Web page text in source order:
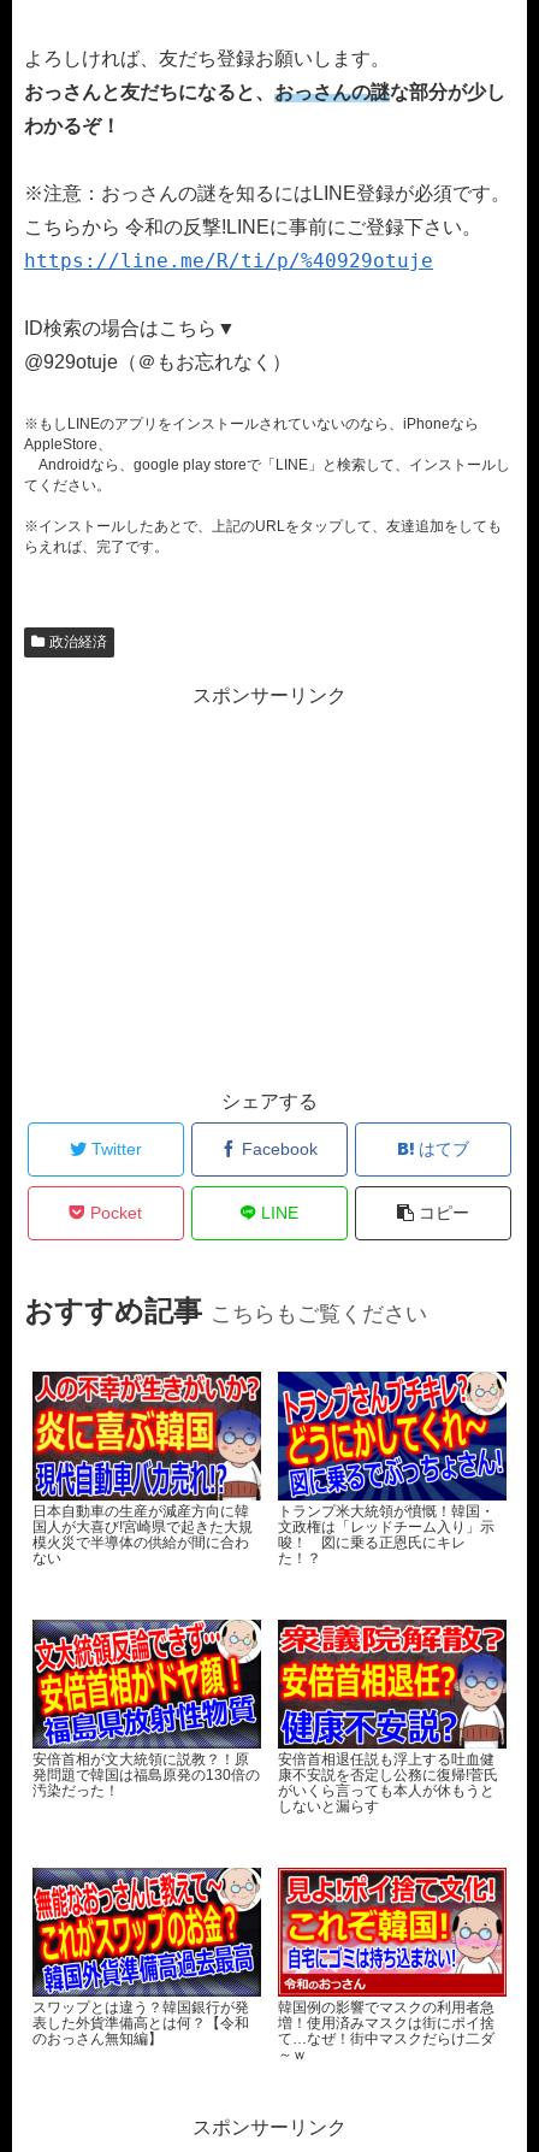
よろしければ、友だち登録お願いします。
おっさんと友だちになると、 おっさんの謎な部分が少し
わかるぞ！
※注意：おっさんの謎を知るにはLINE登録が必須です。
こちらから 令和の反撃!LINEに事前にご登録下さい。
https://line.me/R/ti/p/%40929otuje
ID検索の場合はこちら▼
@929otuje（＠もお忘れなく）
※もしLINEのアプリをインストールされていないのなら、iPhoneなら
AppleStore、
Androidなら、google play storeで「LINE」と検索して、インストールし
てください。
※インストールしたあとで、上記のURLをタップして、友達追加をしても
らえれば、完了です。
政治経済
スポンサーリンク
シェアする
Twitter Facebook はてブ
Pocket LINE コピー
おすすめ記事 こちらもご覧ください
日本自動車の生産が減産方向に韓
国人が大喜び!宮崎県で起きた大規
模火災で半導体の供給が間に合わ
ない
トランプ米大統領が憤慨！韓国・
文政権は「レッドチーム入り」示
唆！ 図に乗る正恩氏にキレ
た！？
安倍首相が文大統領に説教？！原
発問題で韓国は福島原発の130倍の
汚染だった！
安倍首相退任説も浮上する吐血健
康不安説を否定し公務に復帰!菅氏
がいくら言っても本人が休もうと
しないと漏らす
スワップとは違う？韓国銀行が発
表した外貨準備高とは何？【令和
のおっさん無知編】
韓国例の影響でマスクの利用者急
増！使用済みマスクは街にポイ捨
て…なぜ！街中マスクだらけ二ダ
～ｗ
スポンサーリンク